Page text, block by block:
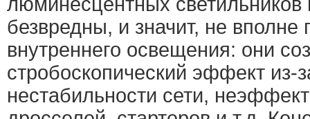
безвредны, и значит, не вполне
внутреннего освещения: они
стробоскопический эффект из-
нестабильности сети,